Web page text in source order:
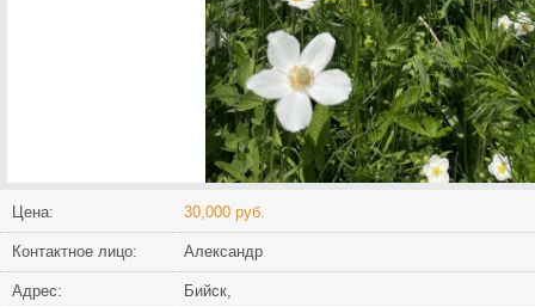
Цена: 30,000 руб.
Контактное лицо: Александр
Адрес: Бийск,